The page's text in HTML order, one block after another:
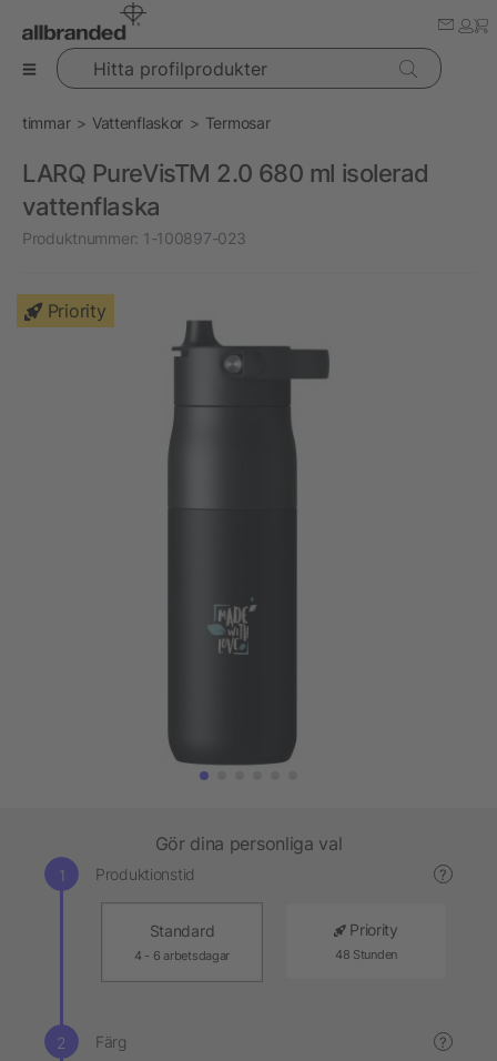
Hitta profilprodukter
timmar Vattenflaskor Termosar
LARQ PureVisTM 2.0 680 ml isolerad
vattenflaska
Produktnummer: 1-100897-023
Priority
Gör dina personliga val
Produktionstid ?
Standard
4 - 6 arbetsdagar
Priority
48 Stunden
Färg ?